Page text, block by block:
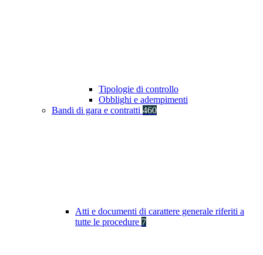
Tipologie di controllo
Obblighi e adempimenti
Bandi di gara e contratti 460
Atti e documenti di carattere generale riferiti a
tutte le procedure 7